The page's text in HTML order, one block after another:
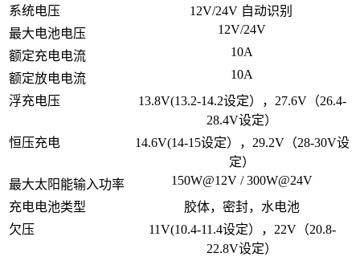
系统电压
12V/24V 自动识别
最大电池电压
12V/24V
额定充电电流
10A
额定放电电流
10A
浮充电压
13.8V(13.2-14.2设定），27.6V（26.4-
28.4V设定）
恒压充电
14.6V(14-15设定），29.2V（28-30V设
定）
最大太阳能输入功率
150W@12V / 300W@24V
充电电池类型
胶体，密封，水电池
欠压
11V(10.4-11.4设定），22V（20.8-
22.8V设定）